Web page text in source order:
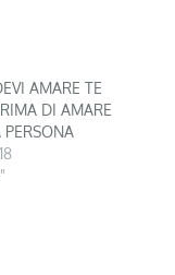
AMARE TE
DI AMARE
PERSONA